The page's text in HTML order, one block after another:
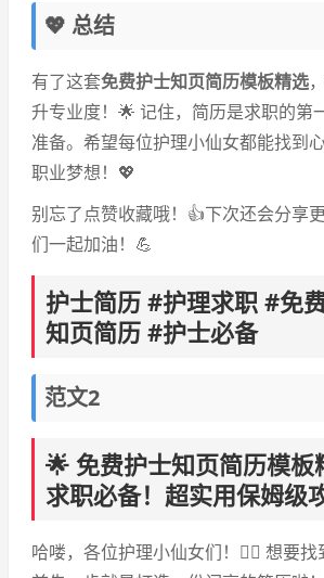
💖 总结
有了这套免费护士知页简历模板精选
升专业度！🌟 记住，简历是求职的第
准备。希望每位护理小仙女都能找到
职业梦想！💖
别忘了点赞收藏哦！👍下次还会分享
们一起加油！💪
护士简历 #护理求职 #免
知页简历 #护士必备
范文2
🌟 免费护士知页简历模
求职必备！超实用保姆级
哈喽，各位护理小仙女们！👩‍⚕️ 想要找